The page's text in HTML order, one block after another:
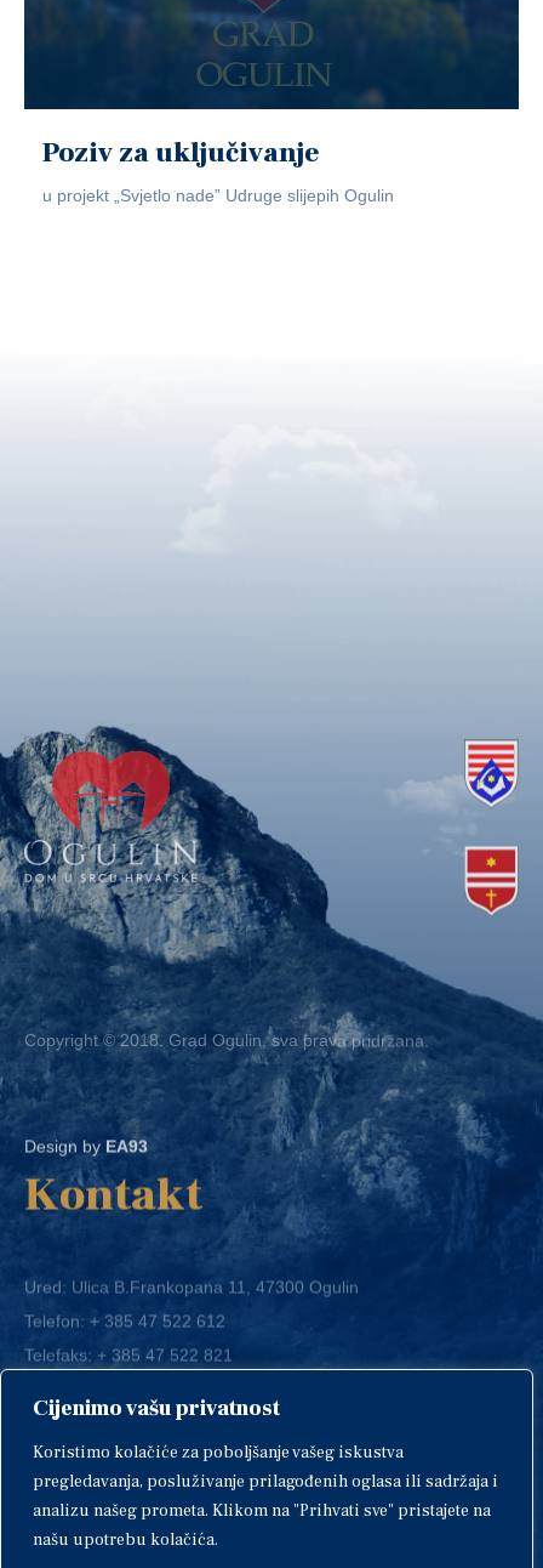
Cijenimo vašu privatnost
Koristimo kolačiće za poboljšanje vašeg iskustva
pregledavanja, posluživanje prilagođenih oglasa ili sadržaja i
analizu našeg prometa. Klikom na "Prihvati sve" pristajete na
našu upotrebu kolačića.
Poziv za uključivanje
u projekt „Svjetlo nade” Udruge slijepih Ogulin
Copyright © 2018. Grad Ogulin, sva prava pridržana.
Design by EA93
Kontakt
Telefon:+ 385 47 522 612
Telefaks:+ 385 47 522 821
E-mail:grad-ogulin@ogulin.hr
IBAN: HR1424020061829700009